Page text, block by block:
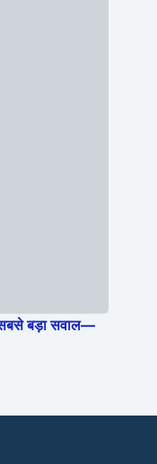
सबसे बड़ा सवाल—